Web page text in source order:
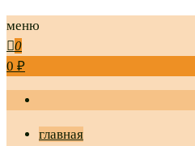
меню
0
0 ₽
главная